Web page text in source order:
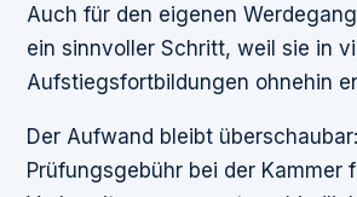
Auch für den eigenen
ein sinnvoller Schritt, weil sie in
Aufstiegsfortbildungen ohnehin
Der Aufwand bleibt
Prüfungsgebühr bei der Kammer